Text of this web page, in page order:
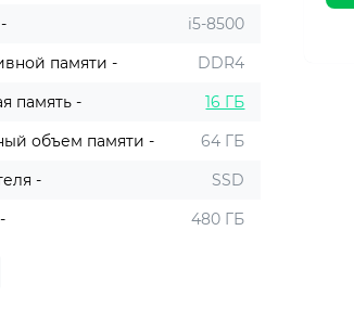
i5-8500
памяти -
DDR4
память -
16 ГБ
объем памяти -
64 ГБ
-
SSD
480 ГБ